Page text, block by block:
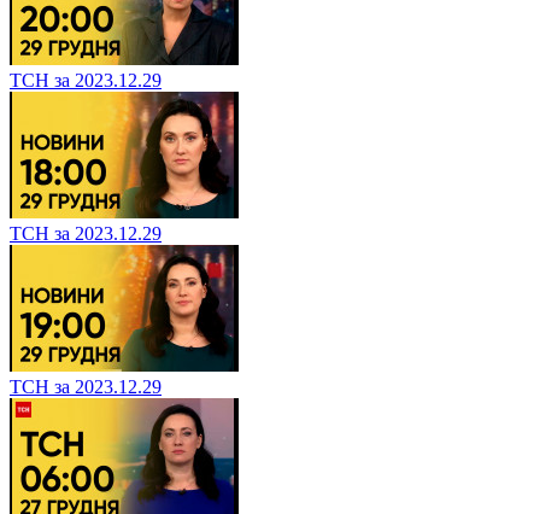
ТСН за 2023.12.29
ТСН за 2023.12.29
ТСН за 2023.12.29